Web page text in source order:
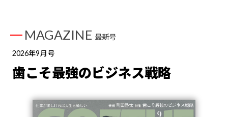
MAGAZINE 最新号
2026年9月号
歯こそ最強のビジネス戦略